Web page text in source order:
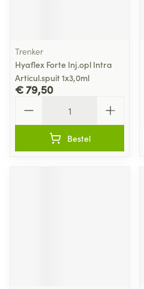
Trenker
Hyaflex Forte Inj.opl Intra
Articul.spuit 1x3,0ml
€ 79,50
Bestel